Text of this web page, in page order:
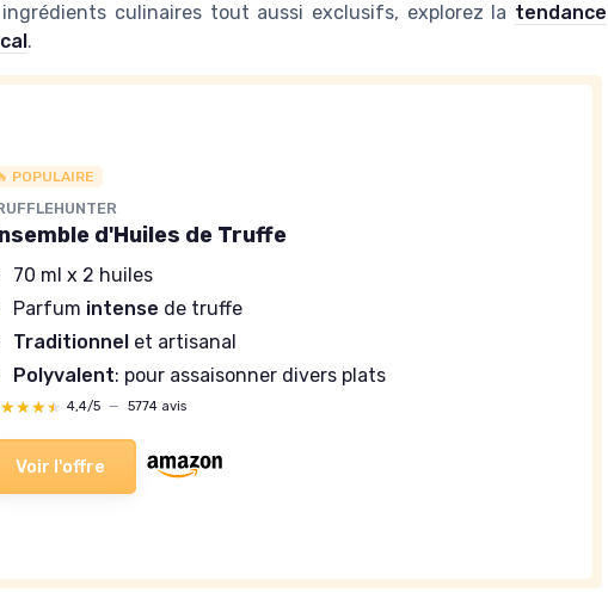
culinaires tout aussi exclusifs, explorez la tendance
.
POPULAIRE
d'Huiles de Truffe
70 ml x 2 huiles
Parfum intense de truffe
Traditionnel et artisanal
Polyvalent: pour assaisonner divers plats
4,4/5 — 5774 avis
Voir l'offre